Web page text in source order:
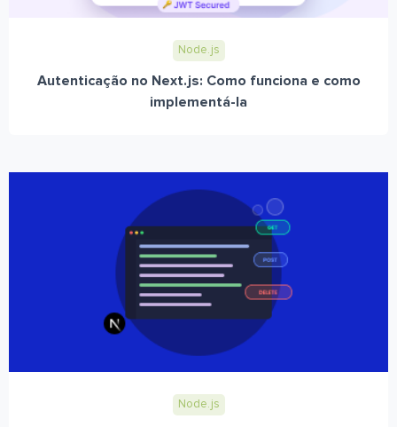
Node.js
Autenticação no Next.js: Como funciona e como
implementá-la
Node.js